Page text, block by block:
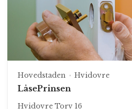
Hovedstaden Hvidovre
LåsePrinsen
Hvidovre Torv 16